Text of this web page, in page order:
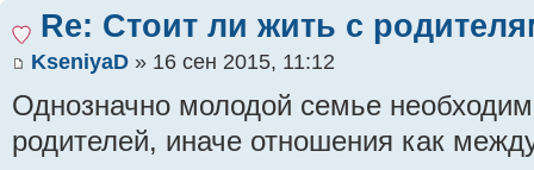
Re: Стоит ли жить с
KseniyaD » 16 сен 2015, 11:12
Однозначно молодой семье
родителей, иначе отношения как